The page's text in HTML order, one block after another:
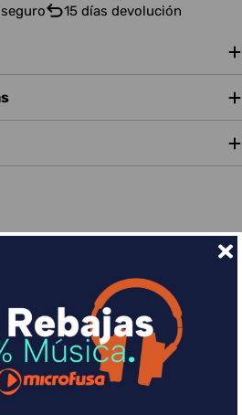
15 días devolución
con Sequra
o hasta en 18 meses por una
al mes con Sequra